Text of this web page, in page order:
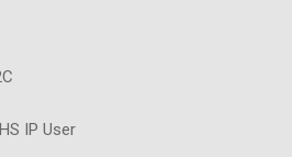
IP User